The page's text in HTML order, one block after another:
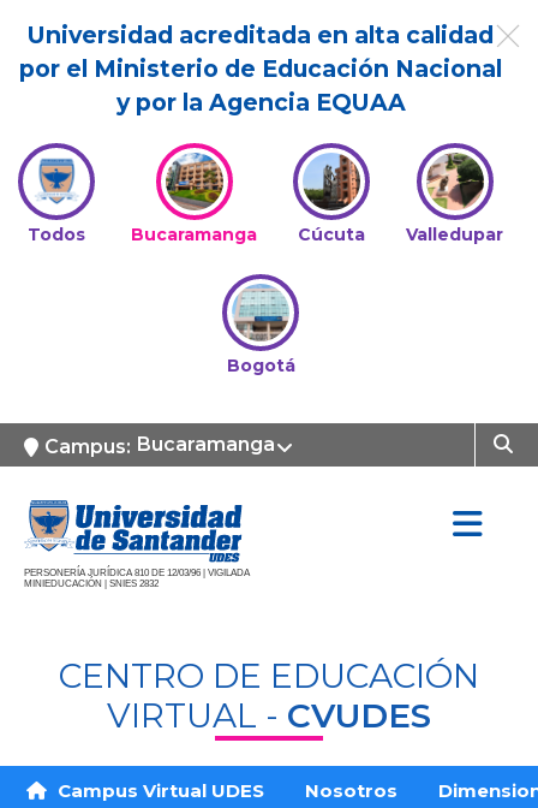
Universidad acreditada en alta calidad
por el Ministerio de Educación Nacional
y por la Agencia EQUAA
Todos Bucaramanga Cúcuta Valledupar
Bogotá
Campus: Bucaramanga
PERSONERÍA JURÍDICA 810 DE 12/03/96 | VIGILADA
MINIEDUCACIÓN | SNIES 2832
CENTRO DE EDUCACIÓN
VIRTUAL - CVUDES
Campus Virtual UDES Nosotros